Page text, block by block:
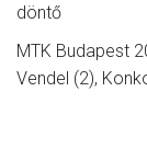
döntő
MTK Budapest
Vendel (2),